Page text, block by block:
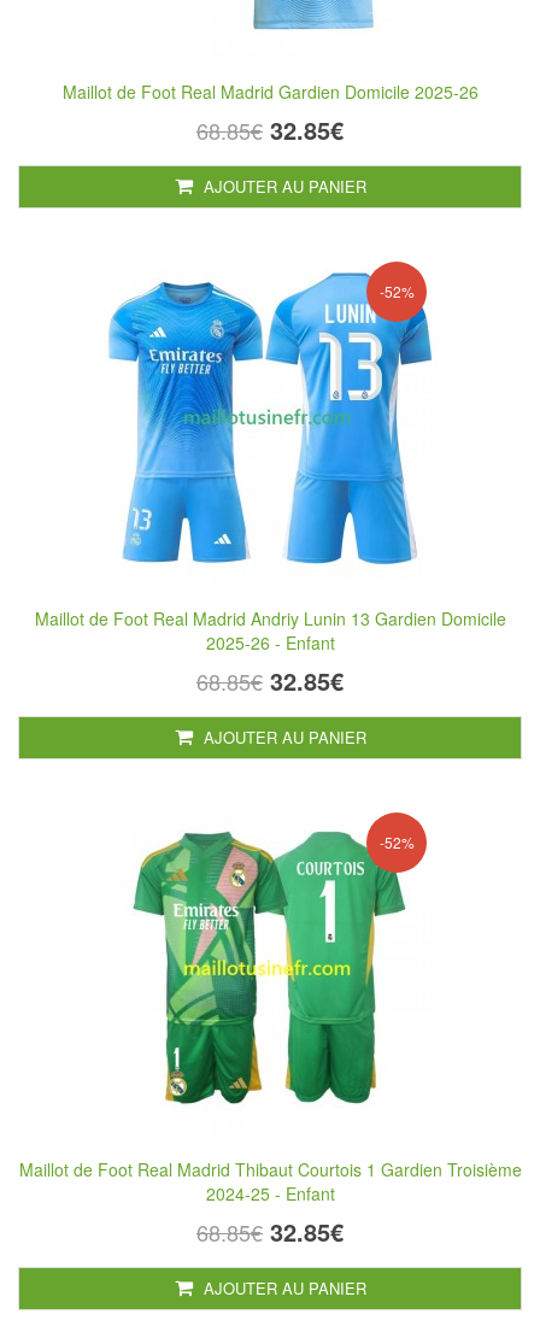
Maillot de Foot Real Madrid Gardien Domicile 2025-26
68.85€ 32.85€
AJOUTER AU PANIER
-52%
Maillot de Foot Real Madrid Andriy Lunin 13 Gardien Domicile
2025-26 - Enfant
68.85€ 32.85€
AJOUTER AU PANIER
-52%
Maillot de Foot Real Madrid Thibaut Courtois 1 Gardien Troisième
2024-25 - Enfant
68.85€ 32.85€
AJOUTER AU PANIER